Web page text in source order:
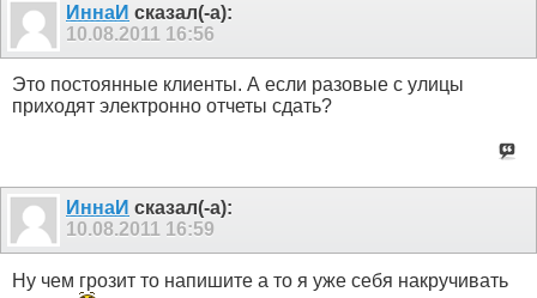
ИннаИ сказал(-а):
10.08.2011 16:56
Это постоянные клиенты. А если разовые с улицы
приходят электронно отчеты сдать?
ИннаИ сказал(-а):
10.08.2011 16:59
Ну чем грозит то напишите а то я уже себя накручивать